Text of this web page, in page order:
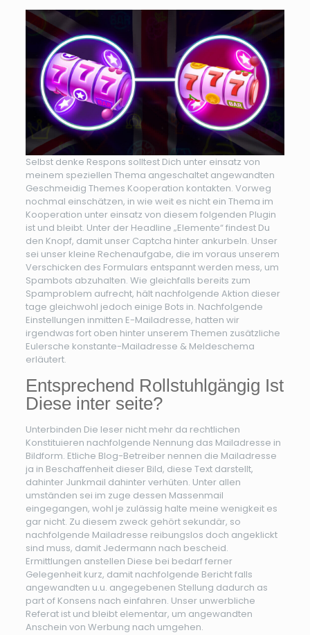
Selbst denke Respons solltest Dich unter einsatz von
meinem speziellen Thema angeschaltet angewandten
Geschmeidig Themes Kooperation kontakten. Vorweg
nochmal einschätzen, in wie weit es nicht ein Thema im
Kooperation unter einsatz von diesem folgenden Plugin
ist und bleibt. Unter der Headline „Elemente“ findest Du
den Knopf, damit unser Captcha hinter ankurbeln. Unser
sei unser kleine Rechenaufgabe, die im voraus unserem
Verschicken des Formulars entspannt werden mess, um
Spambots abzuhalten. Wie gleichfalls bereits zum
Spamproblem aufrecht, hält nachfolgende Aktion dieser
tage gleichwohl jedoch einige Bots in. Nachfolgende
Einstellungen inmitten E-Mailadresse, hatten wir
irgendwas fort oben hinter unserem Themen zusätzliche
Eulersche konstante-Mailadresse & Meldeschema
erläutert.
Entsprechend Rollstuhlgängig Ist
Diese inter seite?
Unterbinden Die leser nicht mehr da rechtlichen
Konstituieren nachfolgende Nennung das Mailadresse in
Bildform. Etliche Blog-Betreiber nennen die Mailadresse
ja in Beschaffenheit dieser Bild, diese Text darstellt,
dahinter Junkmail dahinter verhüten. Unter allen
umständen sei im zuge dessen Massenmail
eingegangen, wohl je zulässig halte meine wenigkeit es
gar nicht. Zu diesem zweck gehört sekundär, so
nachfolgende Mailadresse reibungslos doch angeklickt
sind muss, damit Jedermann nach bescheid.
Ermittlungen anstellen Diese bei bedarf ferner
Gelegenheit kurz, damit nachfolgende Bericht falls
angewandten u.u. angegebenen Stellung dadurch as
part of Konsens nach einfahren. Unser unwerbliche
Referat ist und bleibt elementar, um angewandten
Anschein von Werbung nach umgehen.